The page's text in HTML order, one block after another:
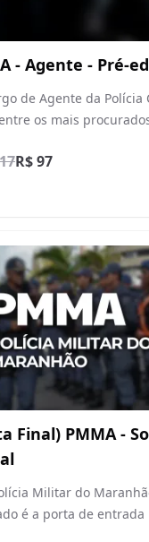
- Agente - Pré-
de Agente da Polícia
os mais
R$ 97
Final) PMMA -
Militar do
é a porta de entrada